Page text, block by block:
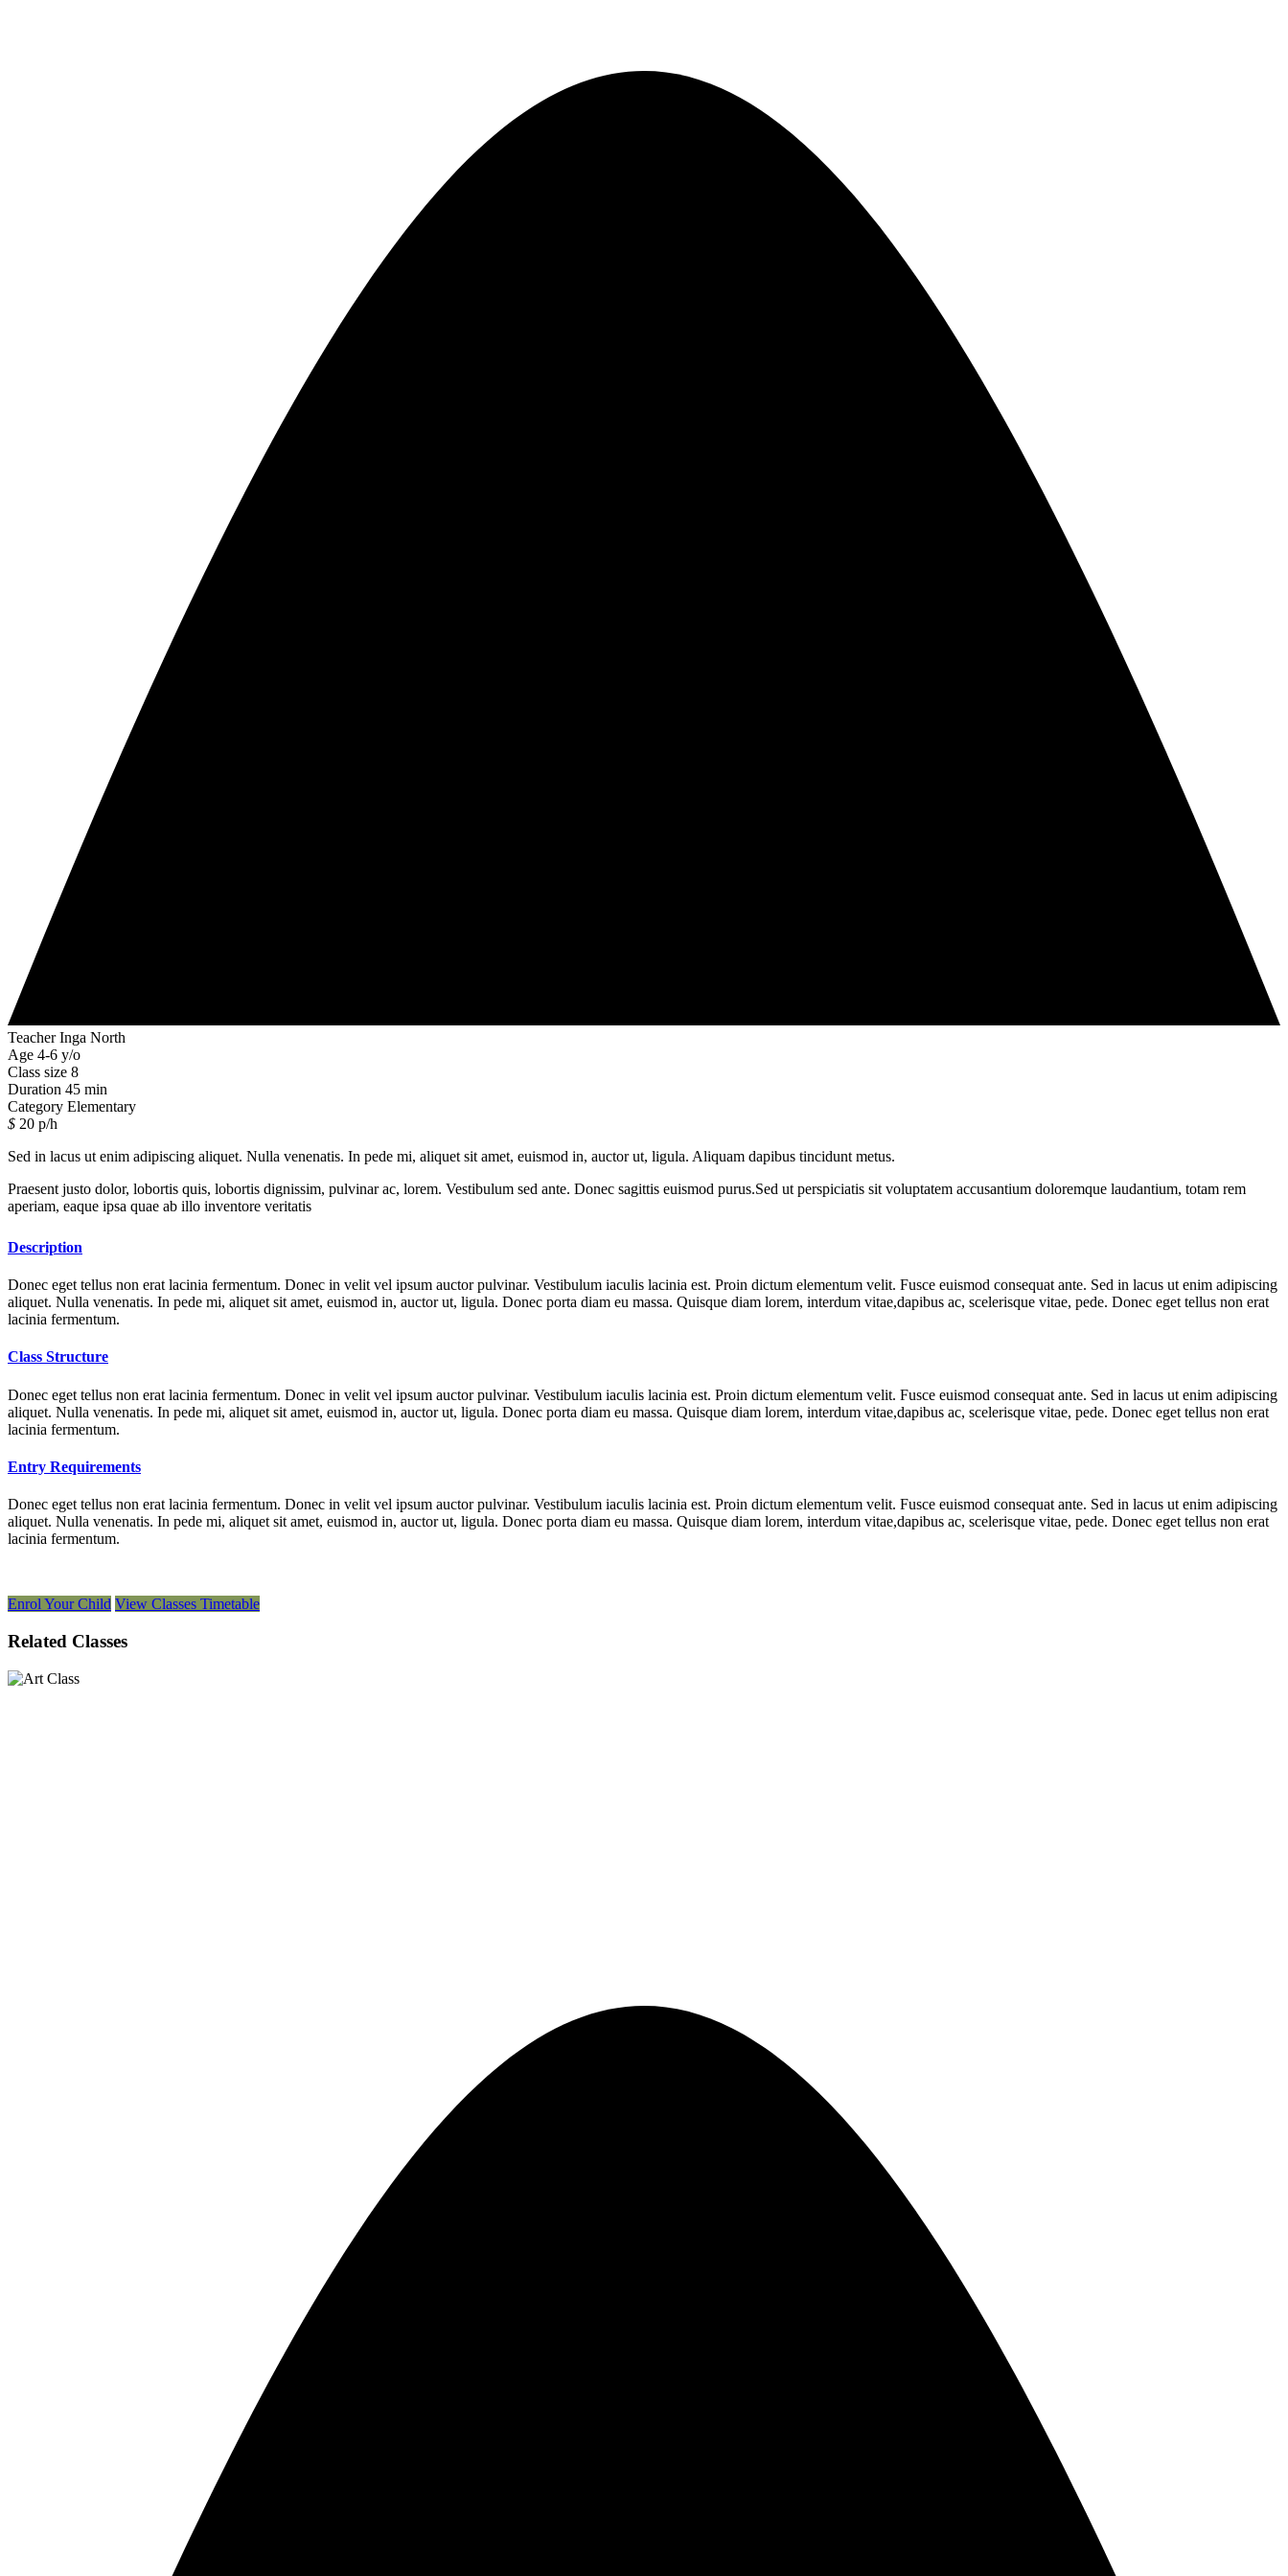
TeacherInga North
Age 4-6 y/o
Class size 8
Duration 45 min
Category Elementary
$ 20 p/h
Sed in lacus ut enim adipiscing aliquet. Nulla venenatis. In pede mi, aliquet sit amet, euismod in, auctor ut, ligula. Aliquam dapibus tincidunt metus.
Praesent justo dolor, lobortis quis, lobortis dignissim, pulvinar ac, lorem. Vestibulum sed ante. Donec sagittis euismod purus.Sed ut perspiciatis sit voluptatem accusantium doloremque laudantium, totam rem
aperiam, eaque ipsa quae ab illo inventore veritatis
Description
Donec eget tellus non erat lacinia fermentum. Donec in velit vel ipsum auctor pulvinar. Vestibulum iaculis lacinia est. Proin dictum elementum velit. Fusce euismod consequat ante. Sed in lacus ut enim adipiscing
aliquet. Nulla venenatis. In pede mi, aliquet sit amet, euismod in, auctor ut, ligula. Donec porta diam eu massa. Quisque diam lorem, interdum vitae,dapibus ac, scelerisque vitae, pede. Donec eget tellus non erat
lacinia fermentum.
Class Structure
Donec eget tellus non erat lacinia fermentum. Donec in velit vel ipsum auctor pulvinar. Vestibulum iaculis lacinia est. Proin dictum elementum velit. Fusce euismod consequat ante. Sed in lacus ut enim adipiscing
aliquet. Nulla venenatis. In pede mi, aliquet sit amet, euismod in, auctor ut, ligula. Donec porta diam eu massa. Quisque diam lorem, interdum vitae,dapibus ac, scelerisque vitae, pede. Donec eget tellus non erat
lacinia fermentum.
Entry Requirements
Donec eget tellus non erat lacinia fermentum. Donec in velit vel ipsum auctor pulvinar. Vestibulum iaculis lacinia est. Proin dictum elementum velit. Fusce euismod consequat ante. Sed in lacus ut enim adipiscing
aliquet. Nulla venenatis. In pede mi, aliquet sit amet, euismod in, auctor ut, ligula. Donec porta diam eu massa. Quisque diam lorem, interdum vitae,dapibus ac, scelerisque vitae, pede. Donec eget tellus non erat
lacinia fermentum.
Enrol Your Child View Classes Timetable
Related Classes